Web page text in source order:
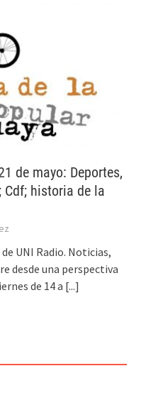
de mayo: Deportes,
Cdf; historia de la
UNI Radio. Noticias,
desde una perspectiva
de 14 a [...]